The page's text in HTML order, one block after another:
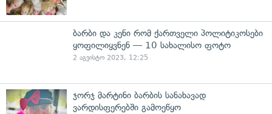
ბარბი და კენი რომ ქართველი პოლიტიკოსები
ყოფილიყვნენ — 10 სახალისო ფოტო
2 აგვისტო 2023, 12:25
ჯორჯ მარტინი ბარბის სანახავად
ვარდისფერებში გამოეწყო